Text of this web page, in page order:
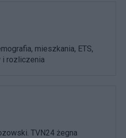
mieszkania, ETS,
i rozliczenia
TVN24 żegna